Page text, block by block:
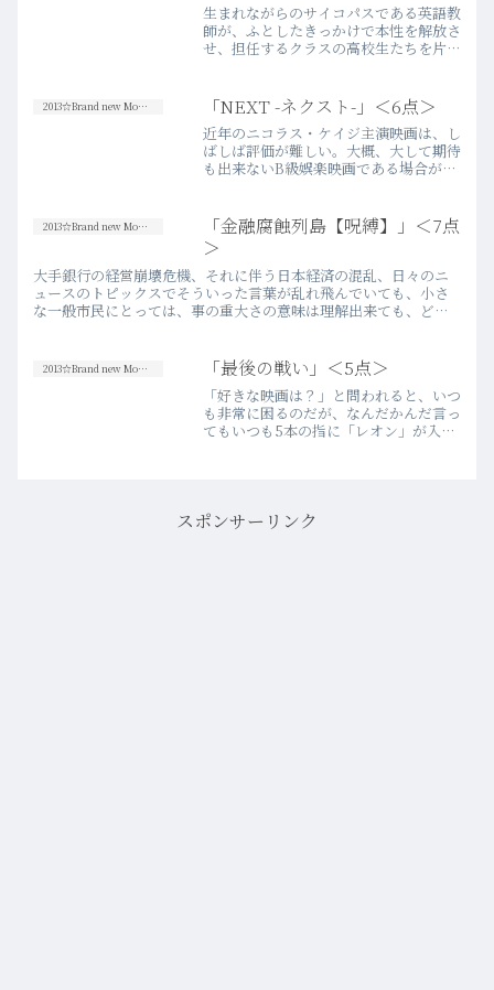
生まれながらのサイコパスである英語教
師が、ふとしたきっかけで本性を解放さ
せ、担任するクラスの高校生たちを片っ
トップアイドルのようにこの映画を観て
激怒する人も多いのだろう…more
2013☆Brand new Movies 「NEXT -ネクスト-」＜6点＞
近年のニコラス・ケイジ主演映画は、し
ばしば評価が難しい。大概、大して期待
も出来ないB級娯楽映画である場合が多
て薄いので、「思ったよりは楽しんで最
後まで観られたな」という…more
2013☆Brand new Movies
「金融腐蝕列島【呪縛】」＜7点
＞
大手銀行の経営崩壊危機、それに伴う日本経済の混乱、日々のニ
ュースのトピックスでそういった言葉が乱れ飛んでいても、小さ
な一般市民にとっては、事の重大さの意味は理解出来ても、どこ
2013☆Brand new Movies 「最後の戦い」＜5点＞
「好きな映画は？」と問われると、いつ
も非常に困るのだが、なんだかんだ言っ
てもいつも5本の指に「レオン」が入っ
スポンサーリンク